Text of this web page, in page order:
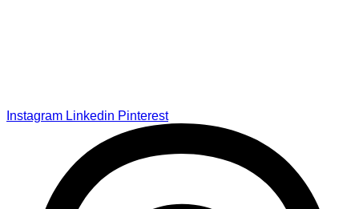
Instagram Linkedin Pinterest